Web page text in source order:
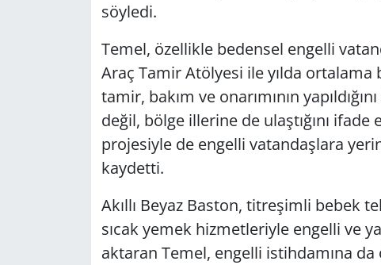
söyledi.
Temel, özellikle bedensel engelli
Araç Tamir Atölyesi ile yılda ortalama
tamir, bakım ve onarımının
değil, bölge illerine de ulaştığını
projesiyle de engelli vatandaşlara
kaydetti.
Akıllı Beyaz Baston, titreşimli bebek
sıcak yemek hizmetleriyle engelli ve
aktaran Temel, engelli istihdamına